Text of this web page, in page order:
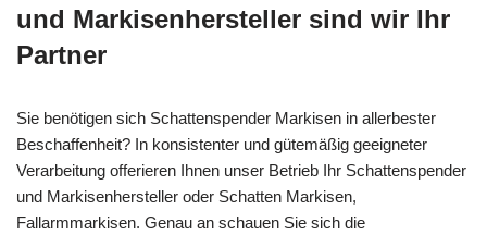
und Markisenhersteller sind wir Ihr
Partner
Sie benötigen sich Schattenspender Markisen in allerbester
Beschaffenheit? In konsistenter und gütemäßig geeigneter
Verarbeitung offerieren Ihnen unser Betrieb Ihr Schattenspender
und Markisenhersteller oder Schatten Markisen,
Fallarmmarkisen. Genau an schauen Sie sich die